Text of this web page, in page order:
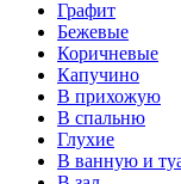
Графит
Бежевые
Коричневые
Капучино
В прихожую
В спальню
Глухие
В ванную и